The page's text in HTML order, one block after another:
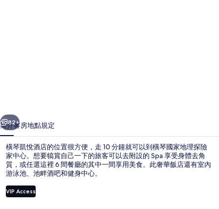
相
片
集
個 下一個
82+
簡介客房地點規定
橫琴凱悅酒店的位置很方便，走 10 分鐘就可以到橫琴國家地理探險
家中心。想要犒賞自己一下的旅客可以去附設的 Spa 享受身體去角
質，或任選這裡 6 間餐廳的其中一間享用美食。此奢華飯店還有室內
游泳池、池畔酒吧和健身中心。
VIP Access